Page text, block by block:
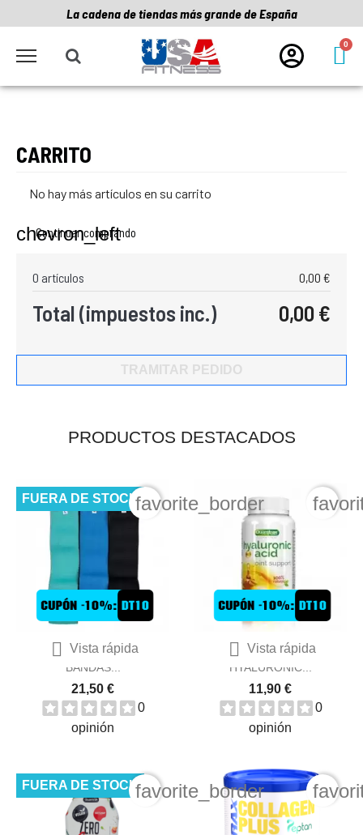
La cadena de tiendas más grande de España
CARRITO
No hay más artículos en su carrito
chevron_left
Continuar comprando
0 artículos 0,00 €
Total (impuestos inc.) 0,00 €
TRAMITAR PEDIDO
PRODUCTOS DESTACADOS
 Vista rápida
ZOOMAD LABS PACK
BANDAS...
21,50 €
0
opinión
FUERA DE STOCKfavorite_border
 Vista rápida
QUAMTRAX ACID
HYALURONIC...
11,90 €
0
opinión
FUERA DE STOCKfavorite_border